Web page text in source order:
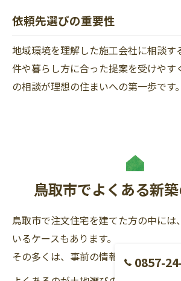
依頼先選びの重要性
地域環境を理解した施工会社に相談す
件や暮らし方に合った提案を受けやす
の相談が理想の住まいへの第一歩です。
鳥取市でよくある新
鳥取市で注文住宅を建てた方の中には
いるケースもあります。
その多くは、事前の情報不足が原因で
0857-